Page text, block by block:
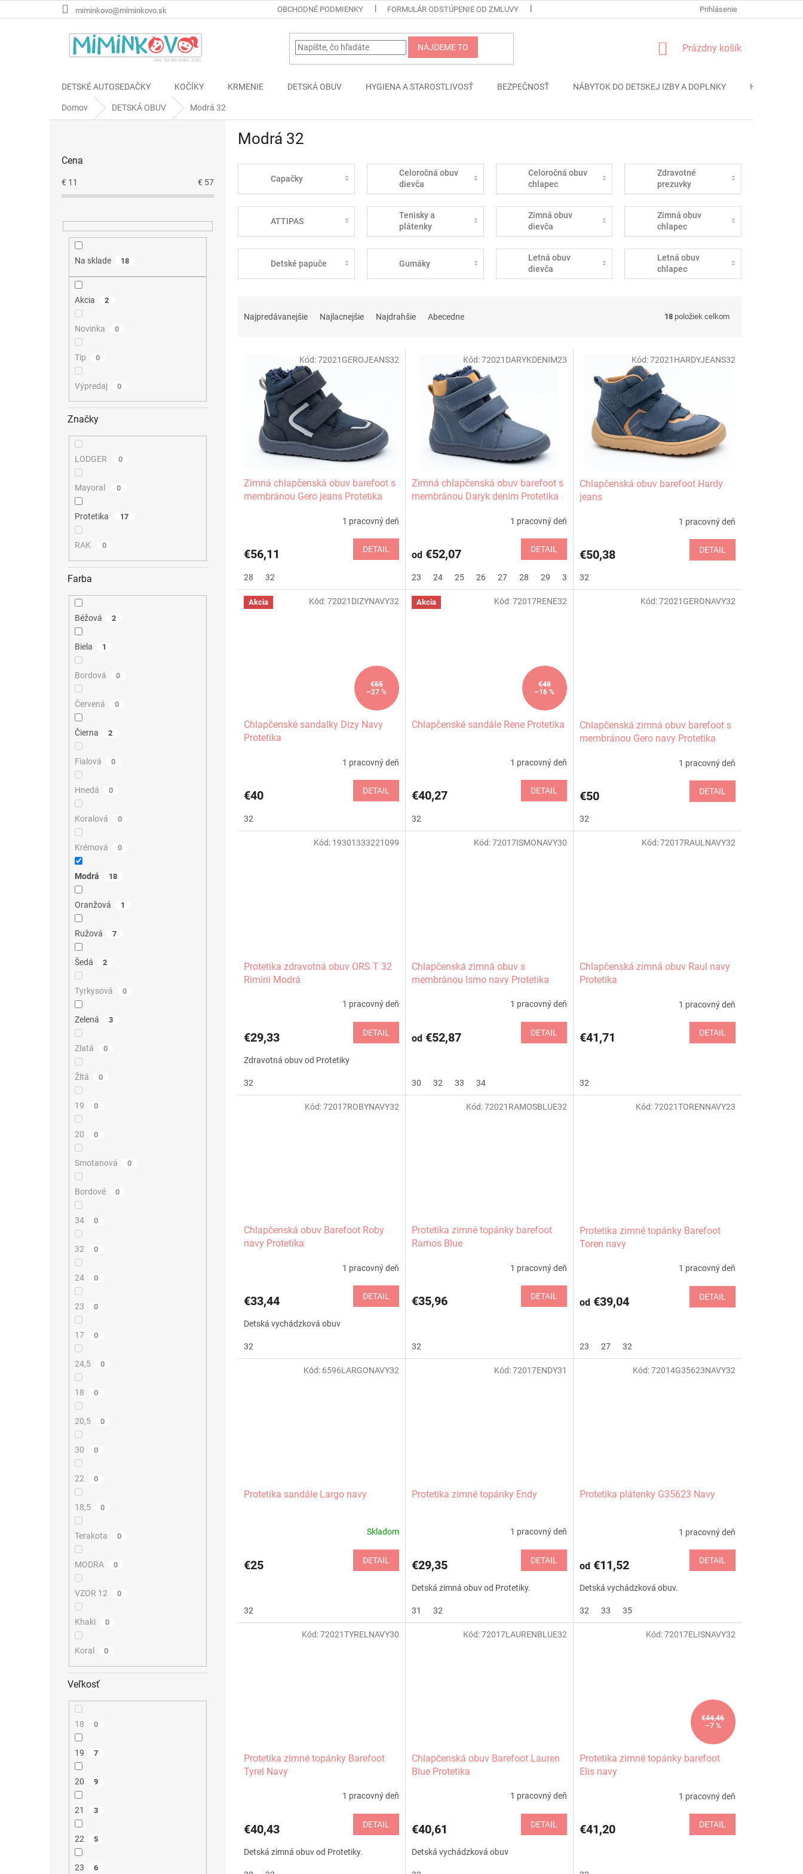
na
miminkovo@miminkovo.sk OBCHODNÉ PODMIENKY FORMULÁR ODSTÚPENIE OD ZMLUVY PODMIENKY OCHRANY OSOBNÝCH
Prihlásenie
NÁJDEME TO
NÁKUPNÝ
Prázdny košík
DETSKÉ AUTOSEDAČKY KOČÍKY KRMENIE DETSKÁ OBUV HYGIENA A STAROSTLIVOSŤ BEZPEČNOSŤ NÁBYTOK DO DETSKEJ IZBY A DOPLNKY HRAČKY
Domov DETSKÁ OBUV Modrá 32
Cena
€ 11 € 57
Na sklade 18
Akcia 2
Novinka 0
Tip 0
Výpredaj 0
Značky
LODGER 0
Mayoral 0
Protetika 17
RAK 0
Farba
Béžová 2
Biela 1
Bordová 0
Červená 0
Čierna 2
Fialová 0
Hnedá 0
Koralová 0
Krémová 0
Modrá 18
Oranžová 1
Ružová 7
Šedá 2
Tyrkysová 0
Zelená 3
Zlatá 0
Žltá 0
19 0
20 0
Smotanová 0
Bordové 0
34 0
32 0
24 0
23 0
17 0
24,5 0
18 0
20,5 0
30 0
22 0
18,5 0
Terakota 0
MODRA 0
VZOR 12 0
Khaki 0
Koral 0
Veľkosť
18 0
19 7
20 9
21 3
22 5
23 6
Modrá 32
Capačky
Celoročná obuv
dievča
Celoročná obuv
chlapec
Zdravotné
prezuvky
ATTIPAS
Tenisky a
plátenky
Zimná obuv
dievča
Zimná obuv
chlapec
Detské papuče Gumáky
Letná obuv
dievča
Letná obuv
chlapec
Najpredávanejšie Najlacnejšie Najdrahšie Abecedne 18 položiek celkom
Zimná chlapčenská obuv barefoot s
membránou Gero jeans Protetika
1 pracovný deň
€56,11 DETAIL
28 32
Kód:72021GEROJEANS32
Zimná chlapčenská obuv barefoot s
membránou Daryk denim Protetika
1 pracovný deň
od€52,07 DETAIL
23 24 25 26 27 28 29 32
Kód:72021DARYKDENIM23
Chlapčenská obuv barefoot Hardy
jeans
1 pracovný deň
€50,38 DETAIL
32
Kód:72021HARDYJEANS32
Akcia
€55
–27 %
Chlapčenské sandalky Dizy Navy
Protetika
1 pracovný deň
€40 DETAIL
32
Kód:72021DIZYNAVY32 Akcia
€48
–16 %
Chlapčenské sandále Rene Protetika
1 pracovný deň
€40,27 DETAIL
32
Kód:72017RENE32
Chlapčenská zimná obuv barefoot s
membránou Gero navy Protetika
1 pracovný deň
€50 DETAIL
32
Kód:72021GERONAVY32
Protetika zdravotná obuv ORS T 32
Rimini Modrá
1 pracovný deň
€29,33 DETAIL
Zdravotná obuv od Protetiky
32
Kód: 19301333221099
Chlapčenská zimná obuv s
membránou Ismo navy Protetika
1 pracovný deň
od€52,87 DETAIL
30 32 33 34
Kód:72017ISMONAVY30
Chlapčenská zimná obuv Raul navy
Protetika
1 pracovný deň
€41,71 DETAIL
32
Kód:72017RAULNAVY32
Chlapčenská obuv Barefoot Roby
navy Protetika
1 pracovný deň
€33,44 DETAIL
Detská vychádzková obuv
32
Kód:72017ROBYNAVY32
Protetika zimné topánky barefoot
Ramos Blue
1 pracovný deň
€35,96 DETAIL
32
Kód:72021RAMOSBLUE32
Protetika zimné topánky Barefoot
Toren navy
1 pracovný deň
od€39,04 DETAIL
23 27 32
Kód:72021TORENNAVY23
Protetika sandále Largo navy
Skladom
€25 DETAIL
32
Kód: 6596LARGONAVY32
Protetika zimné topánky Endy
1 pracovný deň
€29,35 DETAIL
Detská zimná obuv od Protetiky.
31 32
Kód:72017ENDY31
Protetika plátenky G35623 Navy
1 pracovný deň
od€11,52 DETAIL
Detská vychádzková obuv.
32 33 35
Kód:72014G35623NAVY32
Protetika zimné topánky Barefoot
Tyrel Navy
1 pracovný deň
€40,43 DETAIL
Detská zimná obuv od Protetiky.
Kód:72021TYRELNAVY30
Chlapčenská obuv Barefoot Lauren
Blue Protetika
1 pracovný deň
€40,61 DETAIL
Detská vychádzková obuv
Kód:72017LAURENBLUE32
€44,46
–7 %
Protetika zimné topánky barefoot
Elis navy
1 pracovný deň
€41,20 DETAIL
Kód:72017ELISNAVY32